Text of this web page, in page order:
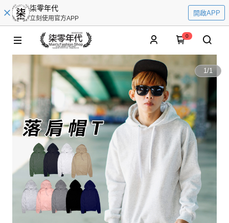
柒零年代
立刻使用官方APP
開啟APP
0
1/1